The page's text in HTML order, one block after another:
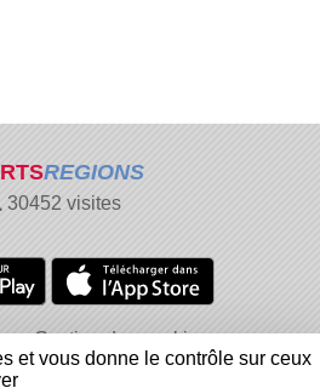
REGIONS
30452 visites
Gestion des cookies
Signaler un contenu inapproprié
et vous donne le contrôle sur ceux